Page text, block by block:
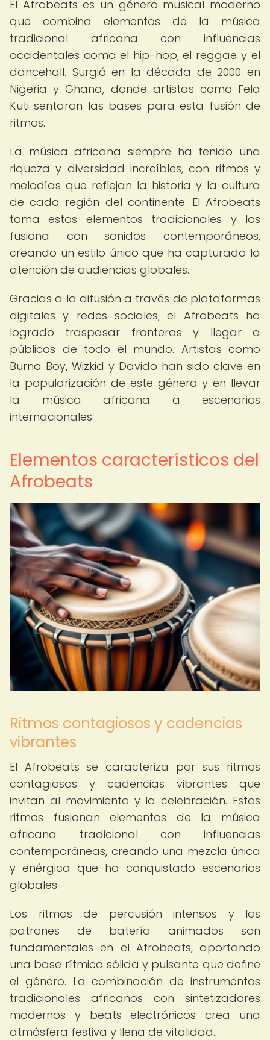
El Afrobeats es un género musical moderno
que combina elementos de la música
tradicional africana con influencias
occidentales como el hip-hop, el reggae y el
dancehall. Surgió en la década de 2000 en
Nigeria y Ghana, donde artistas como Fela
Kuti sentaron las bases para esta fusión de
ritmos.
La música africana siempre ha tenido una
riqueza y diversidad increíbles, con ritmos y
melodías que reflejan la historia y la cultura
de cada región del continente. El Afrobeats
toma estos elementos tradicionales y los
fusiona con sonidos contemporáneos,
creando un estilo único que ha capturado la
atención de audiencias globales.
Gracias a la difusión a través de plataformas
digitales y redes sociales, el Afrobeats ha
logrado traspasar fronteras y llegar a
públicos de todo el mundo. Artistas como
Burna Boy, Wizkid y Davido han sido clave en
la popularización de este género y en llevar
la música africana a escenarios
internacionales.
Elementos característicos del
Afrobeats
Ritmos contagiosos y cadencias
vibrantes
El Afrobeats se caracteriza por sus ritmos
contagiosos y cadencias vibrantes que
invitan al movimiento y la celebración. Estos
ritmos fusionan elementos de la música
africana tradicional con influencias
contemporáneas, creando una mezcla única
y enérgica que ha conquistado escenarios
globales.
Los ritmos de percusión intensos y los
patrones de batería animados son
fundamentales en el Afrobeats, aportando
una base rítmica sólida y pulsante que define
el género. La combinación de instrumentos
tradicionales africanos con sintetizadores
modernos y beats electrónicos crea una
atmósfera festiva y llena de vitalidad.